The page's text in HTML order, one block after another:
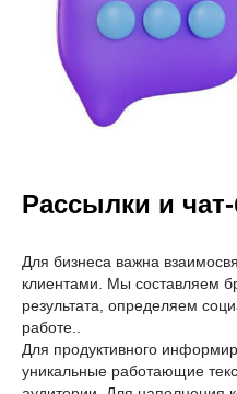
Рассылки и
Для бизнеса важна
клиентами. Мы составляем
результата, определяем
работе..
Для продуктивного
уникальные работающие